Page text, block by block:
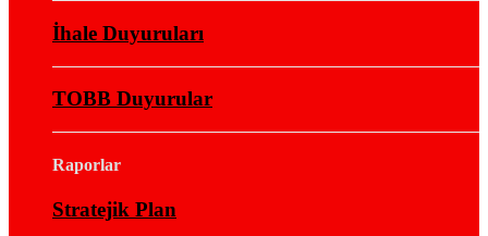
İhale Duyuruları
TOBB Duyurular
Raporlar
Stratejik Plan